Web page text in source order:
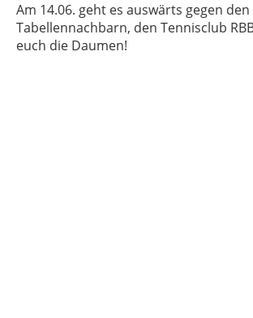
Am 14.06. geht es auswärts gegen den
Tabellennachbarn, den Tennisclub
euch die Daumen!